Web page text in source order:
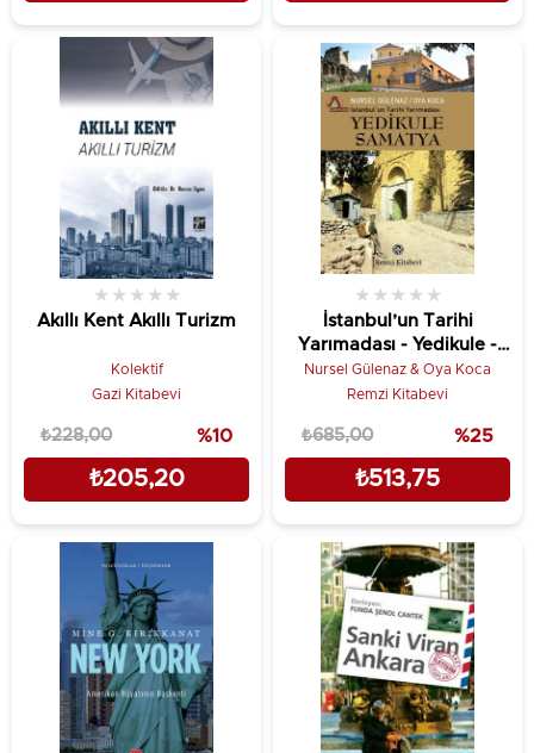
Akıllı Kent Akıllı Turizm
★ ★ ★ ★ ★
Kolektif
Gazi Kitabevi
₺205,20
₺228,00 %10
İstanbul’un Tarihi
Yarımadası - Yedikule -
Samatya
★ ★ ★ ★ ★
Nursel Gülenaz & Oya Koca
Remzi Kitabevi
₺513,75
₺685,00 %25